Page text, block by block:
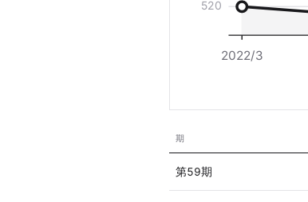
520
2022/3
期
第59期